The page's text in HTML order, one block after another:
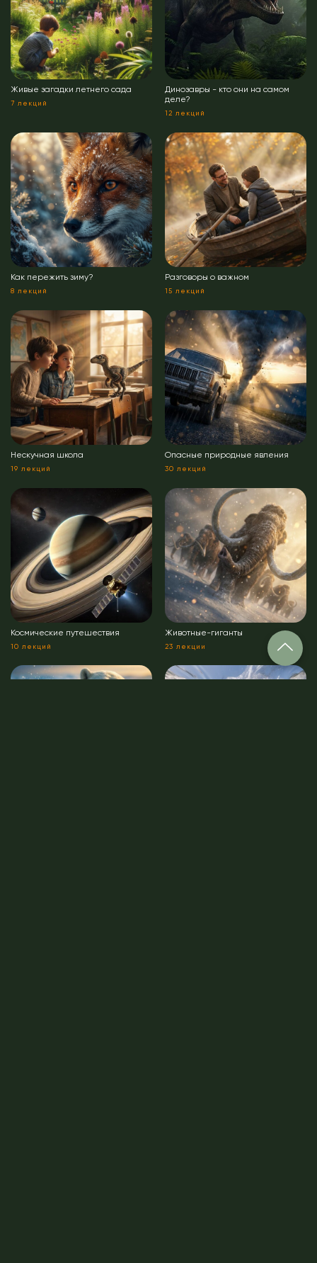
7 лекций
Живые загадки летнего сада
12 лекций
Динозавры - кто они на самом
деле?
8 лекций
Как пережить зиму?
15 лекций
Разговоры о важном
19 лекций
Нескучная школа
30 лекций
Опасные природные явления
10 лекций
Космические путешествия
23 лекции
Животные-гиганты